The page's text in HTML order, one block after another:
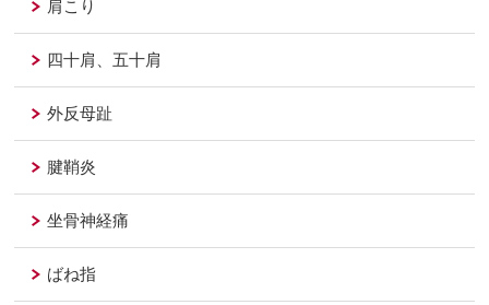
肩こり
四十肩、五十肩
外反母趾
腱鞘炎
坐骨神経痛
ばね指